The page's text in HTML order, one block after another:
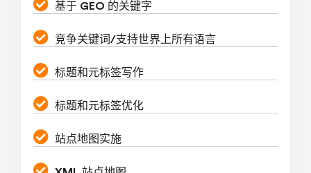
基于 GEO 的关键字
竞争关键词/支持世界上所有语言
标题和元标签写作
标题和元标签优化
站点地图实施